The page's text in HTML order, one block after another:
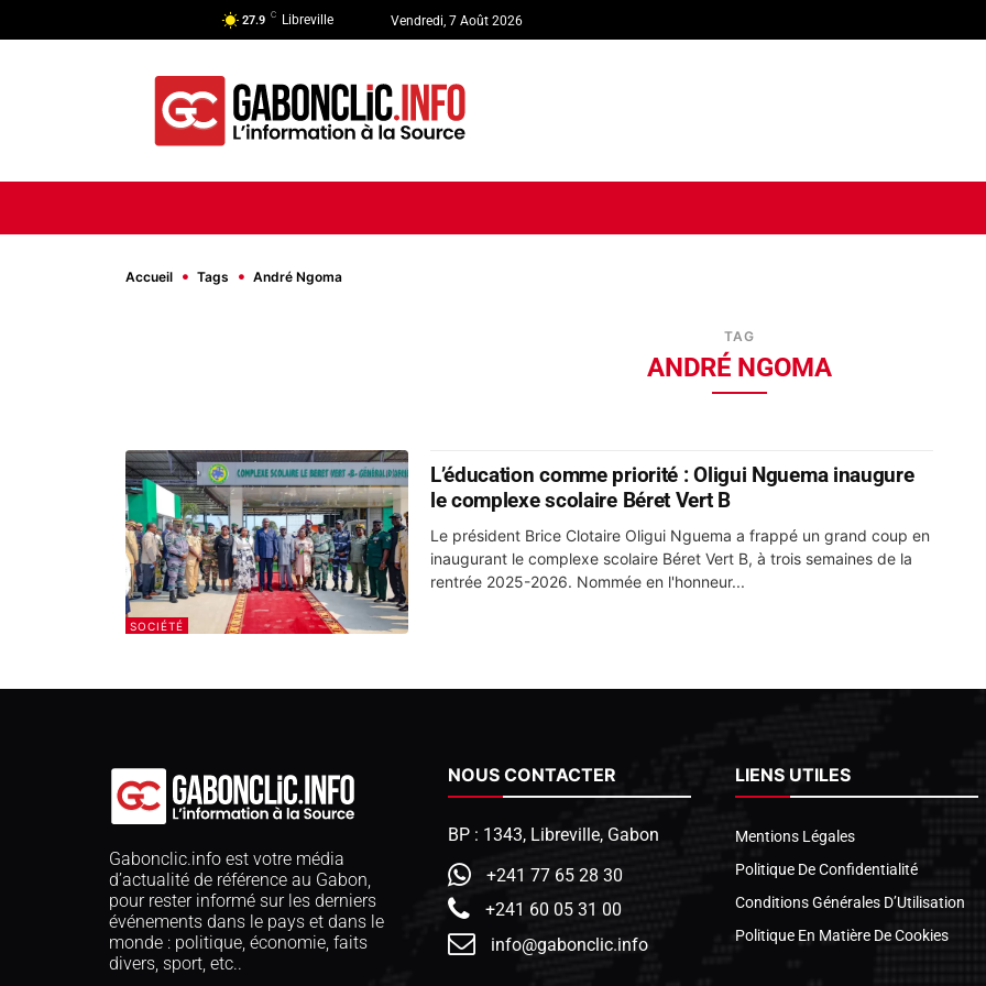
27.9 C Libreville Vendredi, 7 Août 2026
Accueil Tags André Ngoma
TAG
ANDRÉ NGOMA
SOCIÉTÉ
L’éducation comme priorité : Oligui Nguema inaugure
le complexe scolaire Béret Vert B
Le président Brice Clotaire Oligui Nguema a frappé un grand coup en
inaugurant le complexe scolaire Béret Vert B, à trois semaines de la
rentrée 2025-2026. Nommée en l'honneur...
Gabonclic.info est votre média
d’actualité de référence au Gabon,
pour rester informé sur les derniers
événements dans le pays et dans le
monde : politique, économie, faits
divers, sport, etc..
NOUS CONTACTER
BP : 1343, Libreville, Gabon
+241 77 65 28 30
+241 60 05 31 00
info@gabonclic.info
LIENS UTILES
Mentions Légales
Politique De Confidentialité
Conditions Générales D’Utilisation
Politique En Matière De Cookies